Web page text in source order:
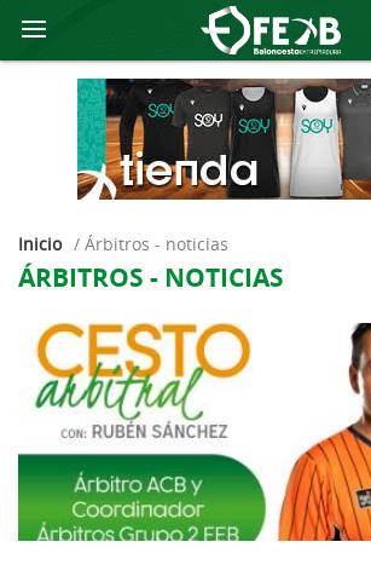
Inicio / árbitros - noticias
ÁRBITROS - NOTICIAS